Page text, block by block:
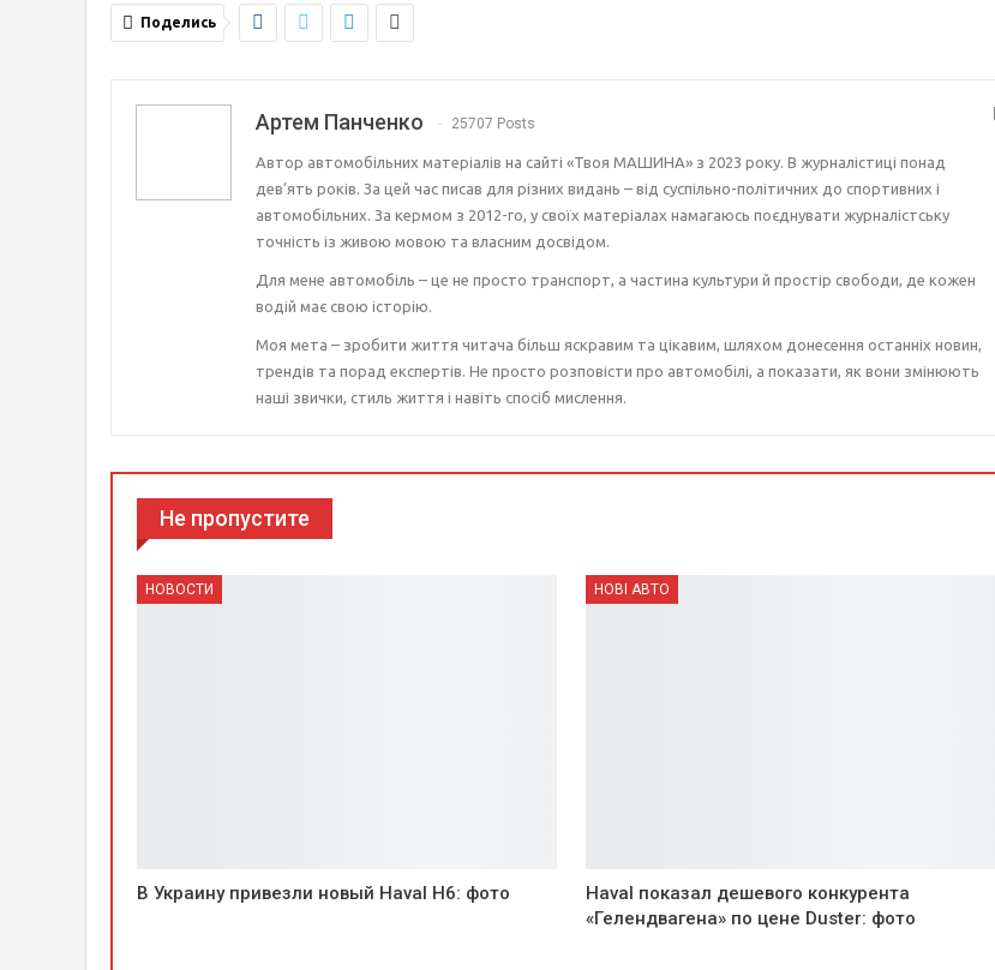
Поделись
Артем Панченко 25707 Posts
Автор автомобільних матеріалів на сайті «Твоя МАШИНА» з 2023 року. В журналістиці понад
дев’ять років. За цей час писав для різних видань – від суспільно-політичних до спортивних і
автомобільних. За кермом з 2012-го, у своїх матеріалах намагаюсь поєднувати журналістську
точність із живою мовою та власним досвідом.
Для мене автомобіль – це не просто транспорт, а частина культури й простір свободи, де кожен
водій має свою історію.
Моя мета – зробити життя читача більш яскравим та цікавим, шляхом донесення останніх новин,
трендів та порад експертів. Не просто розповісти про автомобілі, а показати, як вони змінюють
наші звички, стиль життя і навіть спосіб мислення.
Не пропустите
НОВОСТИ
В Украину привезли новый Haval H6: фото
НОВІ АВТО
Haval показал дешевого конкурента
«Гелендвагена» по цене Duster: фото